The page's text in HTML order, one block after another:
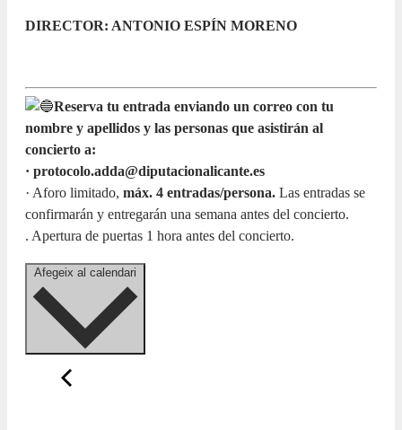
DIRECTOR: ANTONIO ESPÍN MORENO
Reserva tu entrada enviando un correo con tu
nombre y apellidos y las personas que asistirán al
concierto a:
· protocolo.adda@diputacionalicante.es
· Aforo limitado, máx. 4 entradas/persona. Las entradas se
confirmarán y entregarán una semana antes del concierto.
. Apertura de puertas 1 hora antes del concierto.